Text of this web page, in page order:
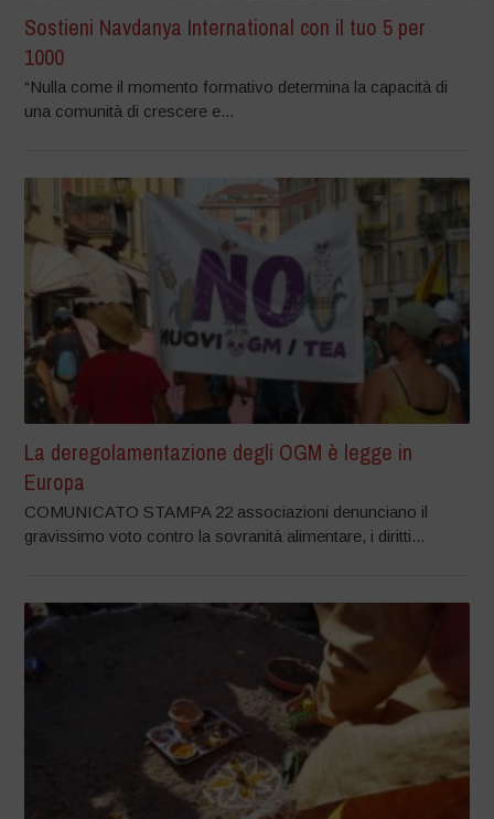
Sostieni Navdanya International con il tuo 5 per
1000
“Nulla come il momento formativo determina la capacità di
una comunità di crescere e...
La deregolamentazione degli OGM è legge in
Europa
COMUNICATO STAMPA 22 associazioni denunciano il
gravissimo voto contro la sovranità alimentare, i diritti...